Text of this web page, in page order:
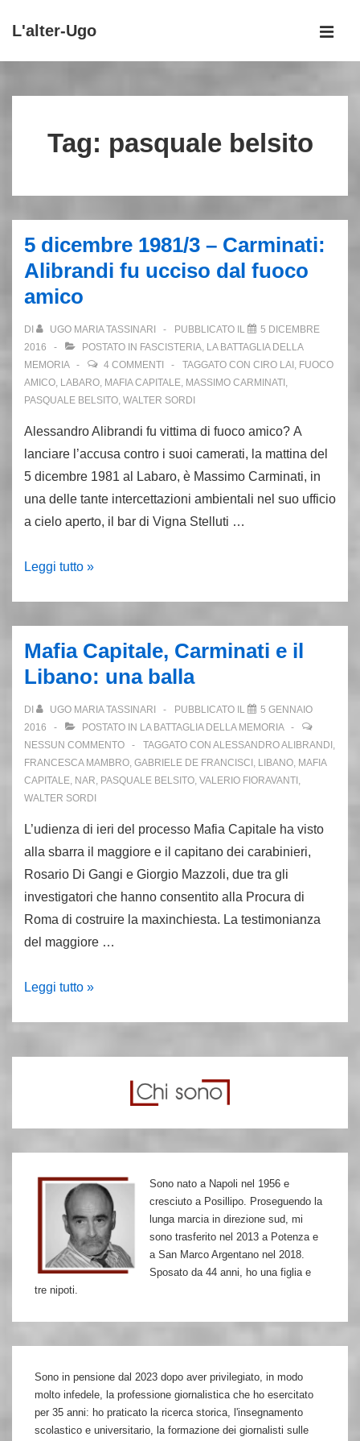
Vai
principale
L'alter-Ugo
principale
Tag: pasquale belsito
5 dicembre 1981/3 – Carminati:
Alibrandi fu ucciso dal fuoco
amico
DI UGO MARIA TASSINARI PUBBLICATO IL
5 DICEMBRE
2016
POSTATO IN FASCISTERIA, LA BATTAGLIA DELLA
MEMORIA
4 COMMENTI TAGGATO CON CIRO LAI , FUOCO
AMICO, LABARO, MAFIA CAPITALE, MASSIMO CARMINATI ,
PASQUALE BELSITO, WALTER SORDI
Alessandro Alibrandi fu vittima di fuoco amico? A
lanciare l’accusa contro i suoi camerati, la mattina del
5 dicembre 1981 al Labaro, è Massimo Carminati, in
una delle tante intercettazioni ambientali nel suo ufficio
a cielo aperto, il bar di Vigna Stelluti …
5
Carminati:
Alibrandi
ucciso
dal
fuoco
amico
Leggi tutto »
Mafia Capitale, Carminati e il
Libano: una balla
DI UGO MARIA TASSINARI PUBBLICATO IL
5 GENNAIO
2016
POSTATO IN LA BATTAGLIA DELLA MEMORIA
NESSUN COMMENTO
TAGGATO CON ALESSANDRO ALIBRANDI ,
FRANCESCA MAMBRO, GABRIELE DE FRANCISCI , LIBANO, MAFIA
CAPITALE, NAR, PASQUALE BELSITO, VALERIO FIORAVANTI ,
WALTER SORDI
L’udienza di ieri del processo Mafia Capitale ha visto
alla sbarra il maggiore e il capitano dei carabinieri,
Rosario Di Gangi e Giorgio Mazzoli, due tra gli
investigatori che hanno consentito alla Procura di
Roma di costruire la maxinchiesta. La testimonianza
del maggiore …
Mafia
e
Leggi tutto »
Sono nato a Napoli nel 1956 e
cresciuto a Posillipo. Proseguendo la
lunga marcia in direzione sud, mi
sono trasferito nel 2013 a Potenza e
a San Marco Argentano nel 2018.
Sposato da 44 anni, ho una figlia e
tre nipoti.
Sono in pensione dal 2023 dopo aver privilegiato, in modo
molto infedele, la professione giornalistica che ho esercitato
per 35 anni: ho praticato la ricerca storica, l'insegnamento
scolastico e universitario, la formazione dei giornalisti sulle